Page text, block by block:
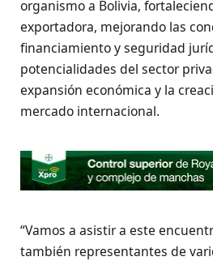
organismo a Bolivia,
exportadora, mejorando las
financiamiento y seguridad
potencialidades del sector
expansión económica y la
mercado internacional.
“Vamos a asistir a este
también representantes de